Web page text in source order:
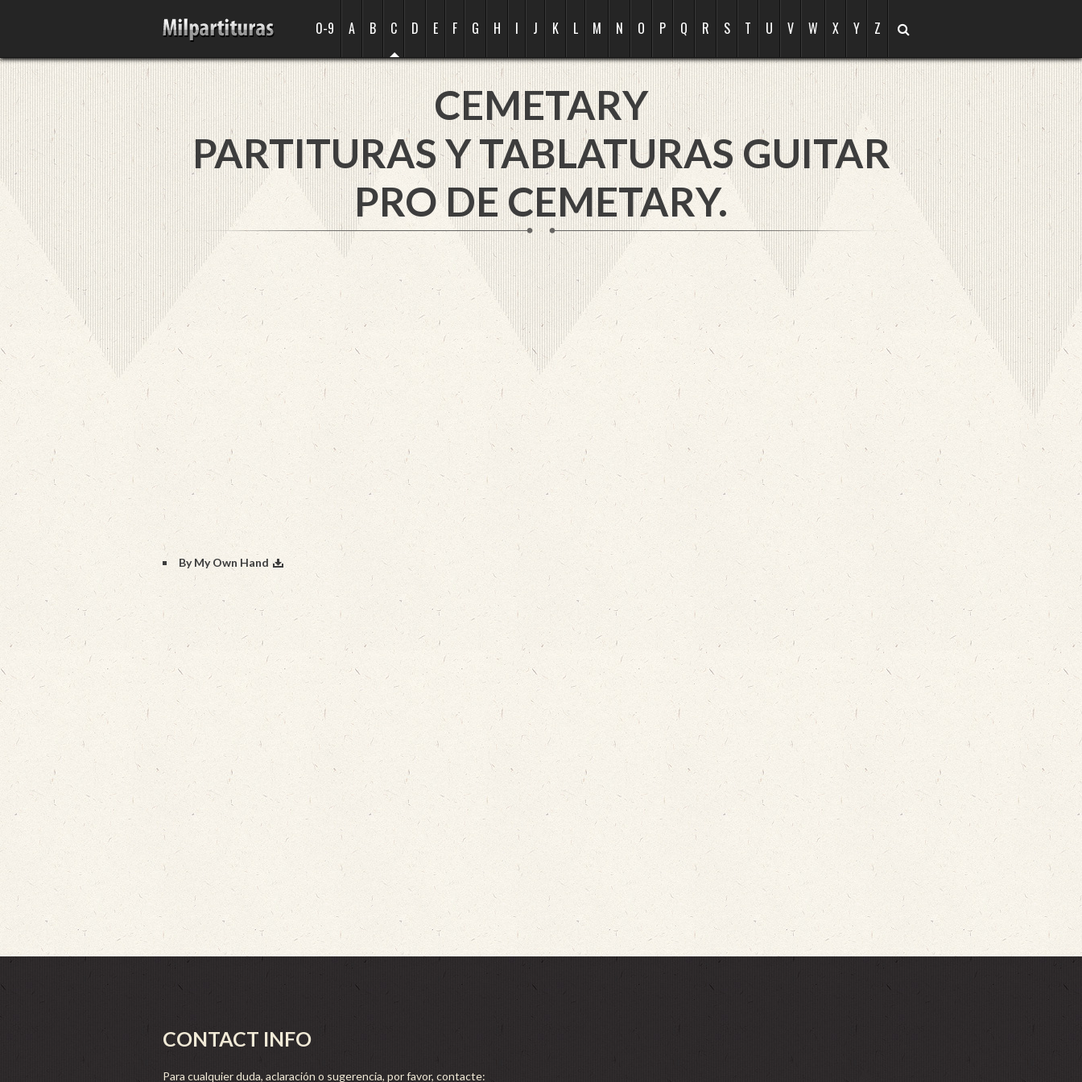
0-9 A B C D E F G H I J K L M N O P Q R S T U V W X Y Z
CEMETARY
PARTITURAS Y TABLATURAS GUITAR
PRO DE CEMETARY.
By My Own Hand
CONTACT INFO
Para cualquier duda, aclaración o sugerencia, por favor, contacte: